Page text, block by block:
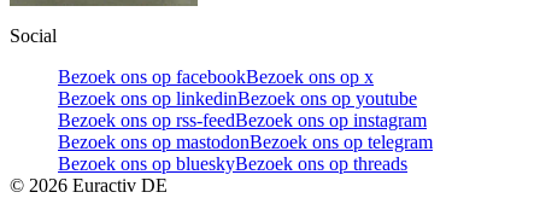
Social
Bezoek ons op facebookBezoek ons op x
Bezoek ons op linkedinBezoek ons op youtube
Bezoek ons op rss-feedBezoek ons op instagram
Bezoek ons op mastodonBezoek ons op telegram
Bezoek ons op blueskyBezoek ons op threads
© 2026 Euractiv DE